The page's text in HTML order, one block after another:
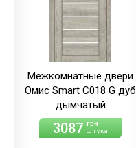
Межкомнатные двери
Омис Smart С018 G дуб
дымчатый
3087 грн
штука